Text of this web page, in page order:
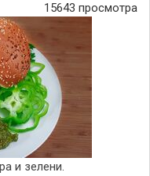
15643 просмотра
и зелени.